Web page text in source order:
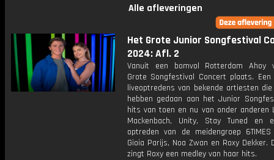
Alle afleveringen
Het Grote Junior Songfestival
2024: Afl. 2
Vanuit een bomvol Rotterdam Ahoy
Grote Songfestival Concert plaats.
liveoptredens van bekende artiesten
hebben gedaan aan het Junior
hits van toen en nu van onder anderen
Mackenbach, Unity, Stay Tuned en
optreden van de meidengroep
Gioia Parijs, Noa Zwan en Roxy Dekker.
zingt Roxy een medley van haar hits.